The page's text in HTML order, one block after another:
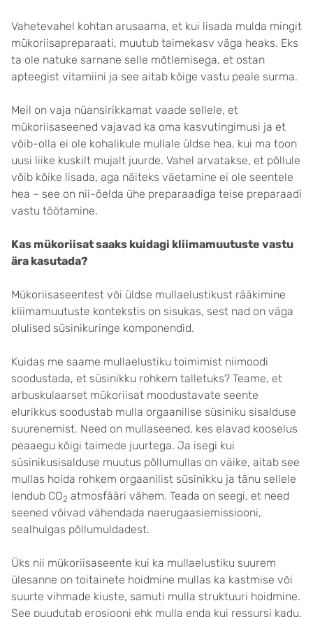
Vahetevahel kohtan arusaama, et kui lisada mulda mingit
mükoriisapreparaati, muutub taimekasv väga heaks. Eks
ta ole natuke sarnane selle mõtlemisega, et ostan
apteegist vitamiini ja see aitab kõige vastu peale surma.
Meil on vaja nüansirikkamat vaade sellele, et
mükoriisaseened vajavad ka oma kasvutingimusi ja et
võib-olla ei ole kohalikule mullale üldse hea, kui ma toon
uusi liike kuskilt mujalt juurde. Vahel arvatakse, et põllule
võib kõike lisada, aga näiteks väetamine ei ole seentele
hea – see on nii-öelda ühe preparaadiga teise preparaadi
vastu töötamine.
Kas mükoriisat saaks kuidagi kliimamuutuste vastu
ära kasutada?
Mükoriisaseentest või üldse mullaelustikust rääkimine
kliimamuutuste kontekstis on sisukas, sest nad on väga
olulised süsinikuringe komponendid.
Kuidas me saame mullaelustiku toimimist niimoodi
soodustada, et süsinikku rohkem talletuks? Teame, et
arbuskulaarset mükoriisat moodustavate seente
elurikkus soodustab mulla orgaanilise süsiniku sisalduse
suurenemist. Need on mullaseened, kes elavad kooselus
peaaegu kõigi taimede juurtega. Ja isegi kui
süsinikusisalduse muutus põllumullas on väike, aitab see
mullas hoida rohkem orgaanilist süsinikku ja tänu sellele
lendub CO2 atmosfääri vähem. Teada on seegi, et need
seened võivad vähendada naerugaasiemissiooni,
sealhulgas põllumuldadest.
Üks nii mükoriisaseente kui ka mullaelustiku suurem
ülesanne on toitainete hoidmine mullas ka kastmise või
suurte vihmade kiuste, samuti mulla struktuuri hoidmine.
See puudutab erosiooni ehk mulla enda kui ressursi kadu.